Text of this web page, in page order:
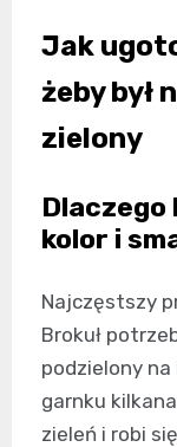
Jak
żeby był
zielony
Dlaczego
kolor i
Najczęstszy
Brokuł
podzielony na
garnku
zieleń i robi